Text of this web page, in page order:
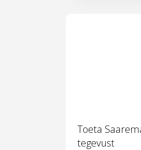
Toeta
tegevust